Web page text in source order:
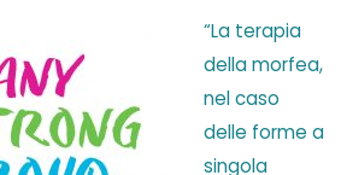
“La terapia
della morfea,
nel caso
delle forme a
singola